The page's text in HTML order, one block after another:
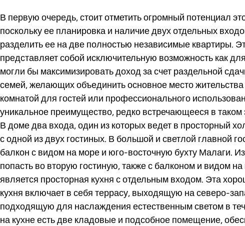
В первую очередь, стоит отметить огромный потенциал
поскольку ее планировка и наличие двух отдельных
разделить ее на две полностью независимые квартиры.
представляет собой исключительную возможность как
могли бы максимизировать доход за счет раздельной
семей, желающих объединить основное место
комнатой для гостей или профессионального
уникальное преимущество, редко встречающееся в таком
В доме два входа, один из которых ведет в просторный
с одной из двух гостиных. В большой и светлой главной
балкон с видом на море и юго-восточную бухту Малаги.
попасть во вторую гостиную, также с балконом и видом
является просторная кухня с отдельным входом. Эта
кухня включает в себя террасу, выходящую на северо-
подходящую для наслаждения естественным светом в
на кухне есть две кладовые и подсобное помещение,